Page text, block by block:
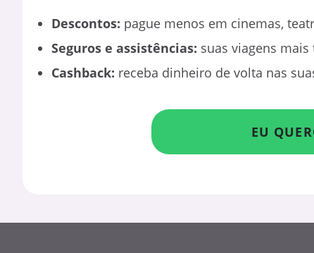
Descontos: pague menos em cinemas,
Seguros e assistências: suas viagens
Cashback: receba dinheiro de volta nas
EU